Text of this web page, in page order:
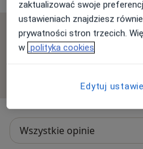
Sprawdzamy wszystkie
zgodnie z naszymi
zaktualizować swoje
ustawieniach znajdziesz
prywatności stron trzecich.
w polityka cookies
Edytuj